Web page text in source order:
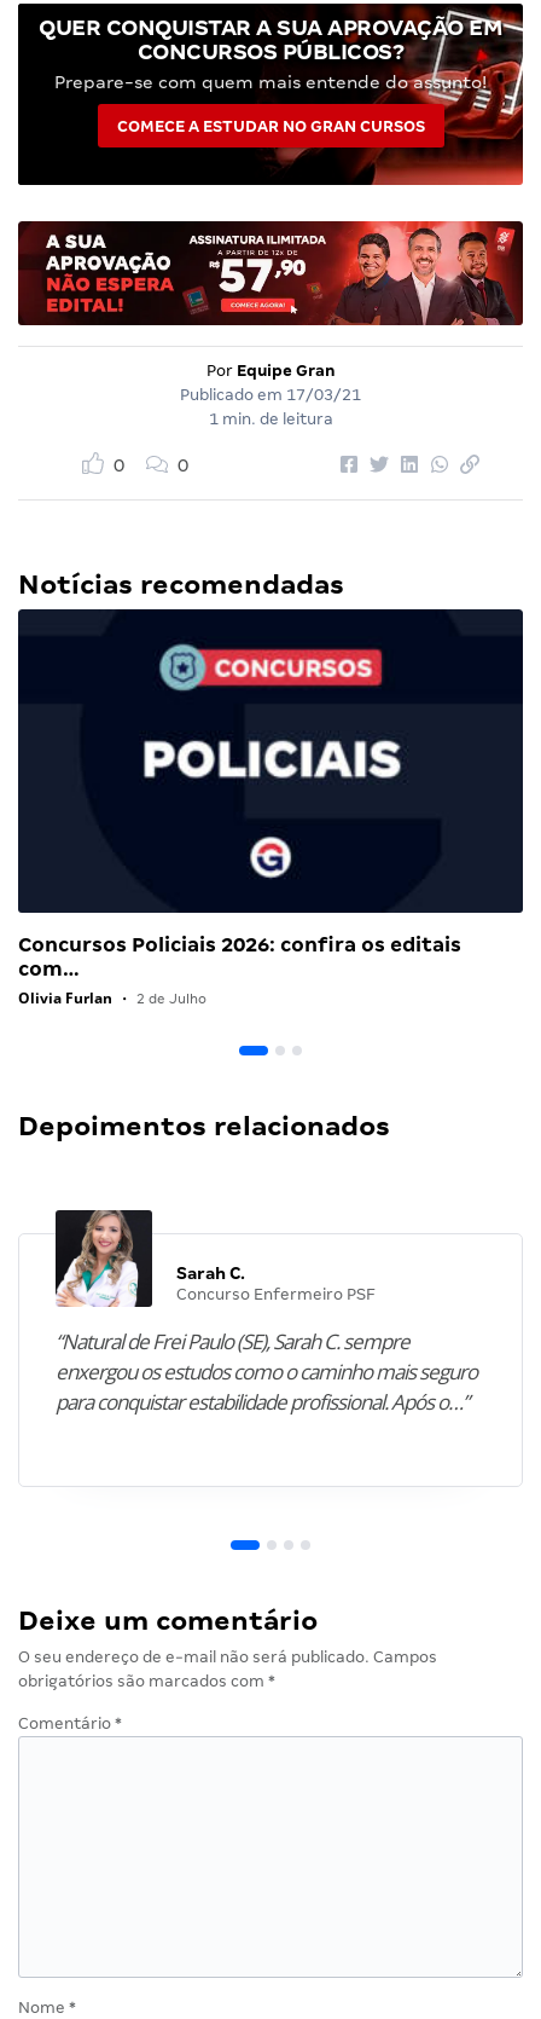
QUER CONQUISTAR A SUA APROVAÇÃO EM
CONCURSOS PÚBLICOS?
Prepare-se com quem mais entende do assunto!
COMECE A ESTUDAR NO GRAN CURSOS
Por Equipe Gran
Publicado em 17/03/21
1 min. de leitura
0 0
Notícias recomendadas
Concursos Policiais 2026: confira os editais
com…
Olivia Furlan • 2 de Julho
Depoimentos relacionados
Sarah C.
Concurso Enfermeiro PSF
“Natural de Frei Paulo (SE), Sarah C. sempre
enxergou os estudos como o caminho mais seguro
para conquistar estabilidade profissional. Após o…”
Deixe um comentário
O seu endereço de e-mail não será publicado. Campos
obrigatórios são marcados com *
Comentário *
Nome *